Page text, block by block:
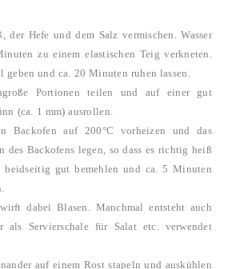
der Hefe und dem Salz vermischen. Wasser
zu einem elastischen Teig verkneten.
geben und ca. 20 Minuten ruhen lassen.
Portionen teilen und auf einer gut
(ca. 1 mm) ausrollen.
Backofen auf 200°C vorheizen und das
des Backofens legen, so dass es richtig heiß
beidseitig gut bemehlen und ca. 5 Minuten
dabei Blasen. Manchmal entsteht auch
Servierschale für Salat etc. verwendet
auf einem Rost stapeln und auskühlen